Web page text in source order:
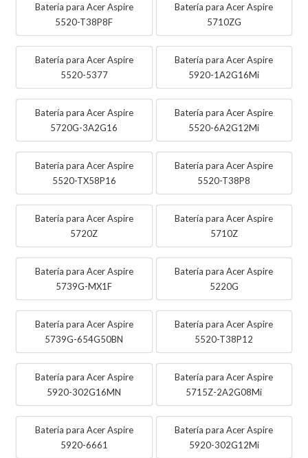
Batería para Acer Aspire
5520-T38P8F
Batería para Acer Aspire
5710ZG
Batería para Acer Aspire
5520-5377
Batería para Acer Aspire
5920-1A2G16Mi
Batería para Acer Aspire
5720G-3A2G16
Batería para Acer Aspire
5520-6A2G12Mi
Batería para Acer Aspire
5520-TX58P16
Batería para Acer Aspire
5520-T38P8
Batería para Acer Aspire
5720Z
Batería para Acer Aspire
5710Z
Batería para Acer Aspire
5739G-MX1F
Batería para Acer Aspire
5220G
Batería para Acer Aspire
5739G-654G50BN
Batería para Acer Aspire
5520-T38P12
Batería para Acer Aspire
5920-302G16MN
Batería para Acer Aspire
5715Z-2A2G08Mi
Batería para Acer Aspire
5920-6661
Batería para Acer Aspire
5920-302G12Mi